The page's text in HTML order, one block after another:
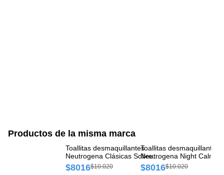
Productos de la misma marca
Toallitas desmaquillantes
Neutrogena Clásicas Sobre x
25 und
$8016$10.020
Toallitas desmaquillantes
Neutrogena Night Calming
Sobre x 25 und
$8016$10.020